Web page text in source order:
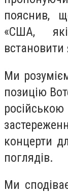
пояснив,
«США,
встановити
Ми
позицію
концерти
поглядів.
Ми